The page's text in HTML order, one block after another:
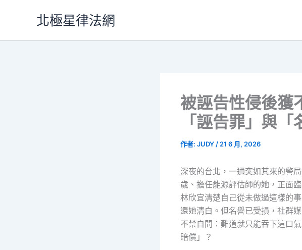
北極星律法網
被誣告性侵後獲
「誣告罪」與
作者: JUDY / 21 6 月, 2026
深夜的台北，一通突如其來的警
歲、擔任能源評估師的她，正面
林欣宜清楚自己從未做過這樣的
還她清白。但名譽已受損，社群
不禁自問：難道就只能吞下這口
賠償」？